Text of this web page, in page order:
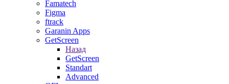
Famatech
Figma
ftrack
Garanin Apps
GetScreen
Назад
GetScreen
Standart
Advanced